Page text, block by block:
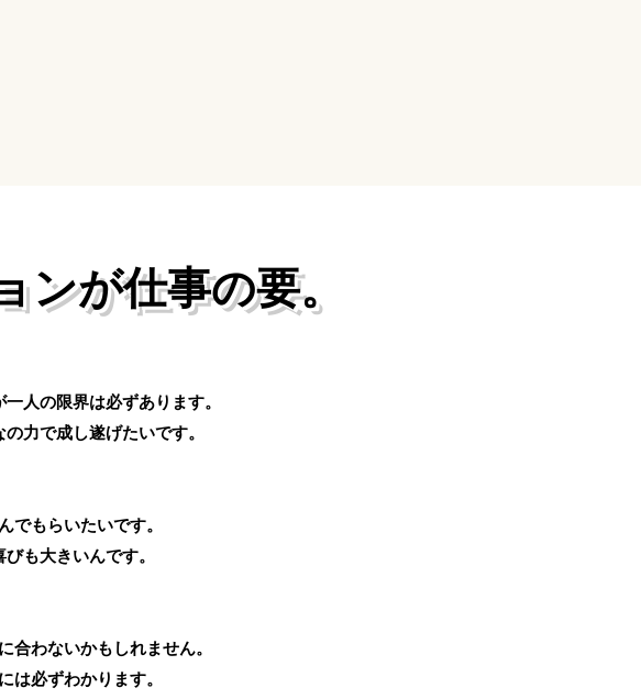
が仕事の要。
人の限界は必ずあります。
力で成し遂げたいです。
でもらいたいです。
も大きいんです。
合わないかもしれません。
は必ずわかります。